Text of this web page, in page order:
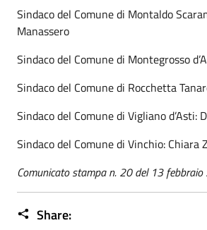
Sindaco del Comune di Montaldo
Manassero
Sindaco del Comune di Montegrosso
Sindaco del Comune di Rocchetta
Sindaco del Comune di Vigliano d’Asti:
Sindaco del Comune di Vinchio: Chiara
Comunicato stampa n. 20 del 13
Share: